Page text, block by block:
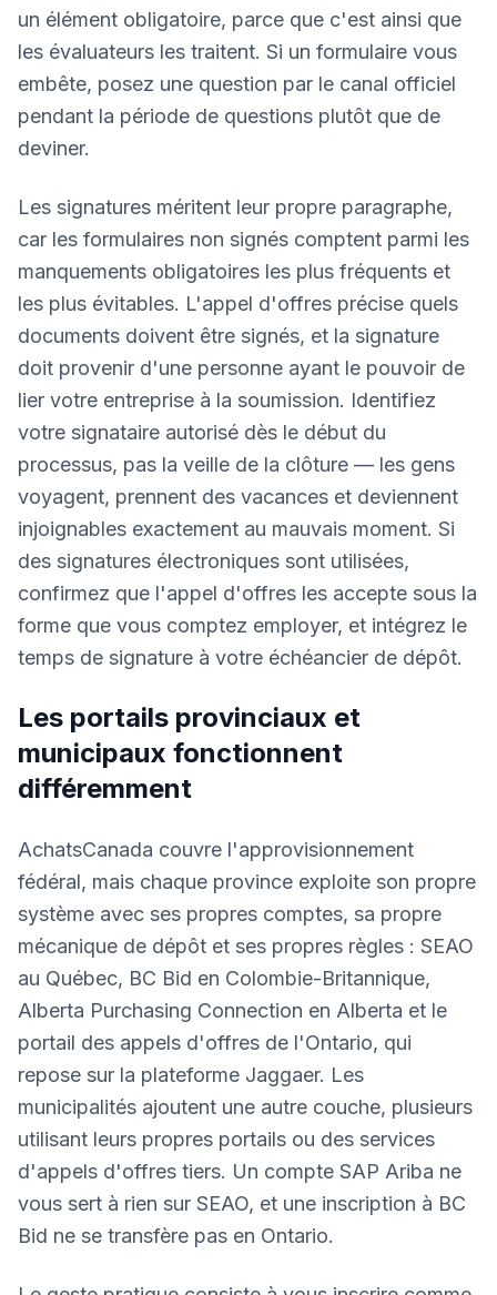
un élément obligatoire, parce que c'est ainsi que
les évaluateurs les traitent. Si un formulaire vous
embête, posez une question par le canal officiel
pendant la période de questions plutôt que de
deviner.
Les signatures méritent leur propre paragraphe,
car les formulaires non signés comptent parmi les
manquements obligatoires les plus fréquents et
les plus évitables. L'appel d'offres précise quels
documents doivent être signés, et la signature
doit provenir d'une personne ayant le pouvoir de
lier votre entreprise à la soumission. Identifiez
votre signataire autorisé dès le début du
processus, pas la veille de la clôture — les gens
voyagent, prennent des vacances et deviennent
injoignables exactement au mauvais moment. Si
des signatures électroniques sont utilisées,
confirmez que l'appel d'offres les accepte sous la
forme que vous comptez employer, et intégrez le
temps de signature à votre échéancier de dépôt.
Les portails provinciaux et
municipaux fonctionnent
différemment
AchatsCanada couvre l'approvisionnement
fédéral, mais chaque province exploite son propre
système avec ses propres comptes, sa propre
mécanique de dépôt et ses propres règles : SEAO
au Québec, BC Bid en Colombie-Britannique,
Alberta Purchasing Connection en Alberta et le
portail des appels d'offres de l'Ontario, qui
repose sur la plateforme Jaggaer. Les
municipalités ajoutent une autre couche, plusieurs
utilisant leurs propres portails ou des services
d'appels d'offres tiers. Un compte SAP Ariba ne
vous sert à rien sur SEAO, et une inscription à BC
Bid ne se transfère pas en Ontario.